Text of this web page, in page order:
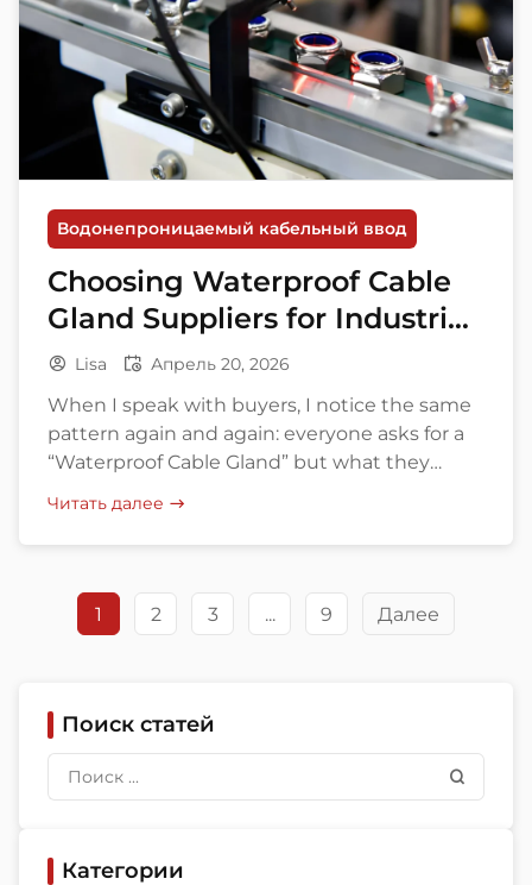
Водонепроницаемый кабельный ввод
Choosing Waterproof Cable
Gland Suppliers for Industrial
Project
Lisa Апрель 20, 2026
When I speak with buyers, I notice the same
pattern again and again: everyone asks for a
“Waterproof Cable Gland” but what they
matches cable size, enclosure type, operating
environment, and purchasing risk. That is
cable gland suppliers is not a small […]
Читать далее
1 2 3 ... 9 Далее
Поиск статей
Категории